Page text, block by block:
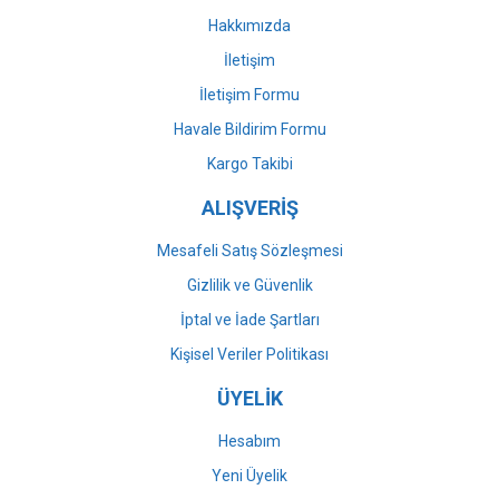
Gönder
Hakkımızda
İletişim
İletişim Formu
Havale Bildirim Formu
Kargo Takibi
ALIŞVERİŞ
Mesafeli Satış Sözleşmesi
Gizlilik ve Güvenlik
İptal ve İade Şartları
Kişisel Veriler Politikası
ÜYELİK
Hesabım
Yeni Üyelik